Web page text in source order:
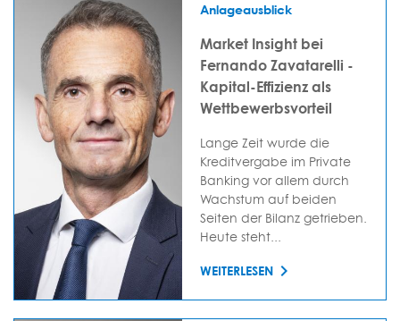
Anlageausblick
Market Insight bei
Fernando Zavatarelli -
Kapital-Effizienz als
Wettbewerbsvorteil
Lange Zeit wurde die
Kreditvergabe im Private
Banking vor allem durch
Wachstum auf beiden
Seiten der Bilanz getrieben.
Heute steht...
WEITERLESEN